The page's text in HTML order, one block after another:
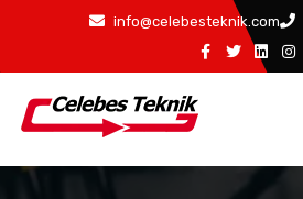
content
info@celebesteknik.com